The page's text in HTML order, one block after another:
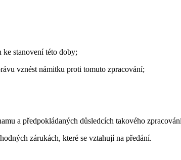
stanovení této doby;
vznést námitku proti tomuto zpracování;
a předpokládaných důsledcích takového
zárukách, které se vztahují na předání.